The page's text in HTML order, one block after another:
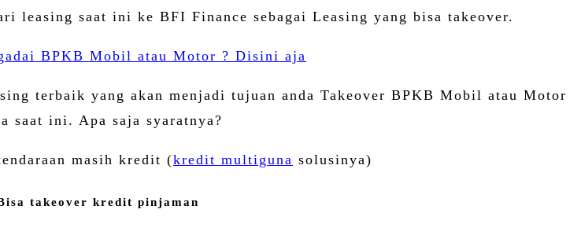
leasing saat ini ke BFI Finance sebagai Leasing yang bisa takeover.
BPKB Mobil atau Motor ? Disini aja
terbaik yang akan menjadi tujuan anda Takeover BPKB Mobil atau Motor
saat ini. Apa saja syaratnya?
masih kredit (kredit multiguna solusinya)
takeover kredit pinjaman